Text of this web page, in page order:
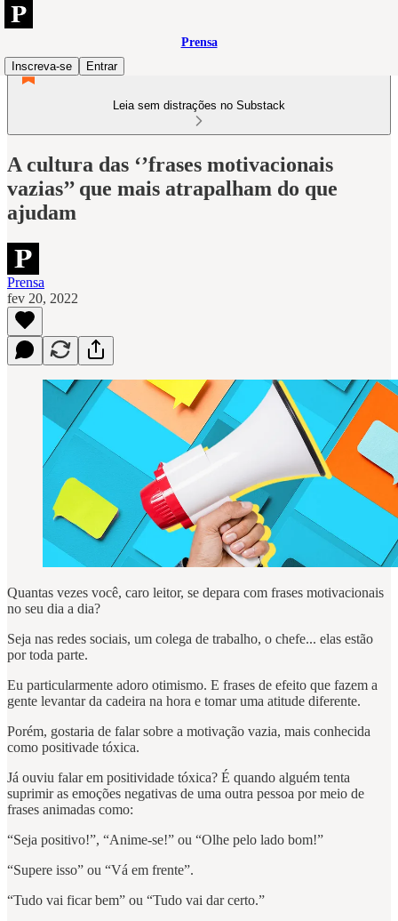
Prensa
Inscreva-se
Entrar
Leia sem distrações no Substack
A cultura das ‘’frases motivacionais
vazias’’ que mais atrapalham do que
ajudam
Prensa
fev 20, 2022
Quantas vezes você, caro leitor, se depara com frases motivacionais
no seu dia a dia?
Seja nas redes sociais, um colega de trabalho, o chefe... elas estão
por toda parte.
Eu particularmente adoro otimismo. E frases de efeito que fazem a
gente levantar da cadeira na hora e tomar uma atitude diferente.
Porém, gostaria de falar sobre a motivação vazia, mais conhecida
como positivade tóxica.
Já ouviu falar em positividade tóxica? É quando alguém tenta
suprimir as emoções negativas de uma outra pessoa por meio de
frases animadas como:
“Seja positivo!”, “Anime-se!” ou “Olhe pelo lado bom!”
“Supere isso” ou “Vá em frente”.
“Tudo vai ficar bem” ou “Tudo vai dar certo.”